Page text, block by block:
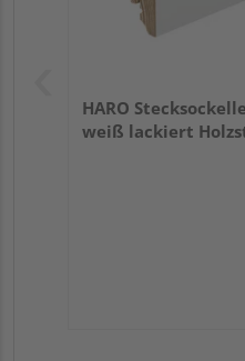
HARO
weiß lackiert